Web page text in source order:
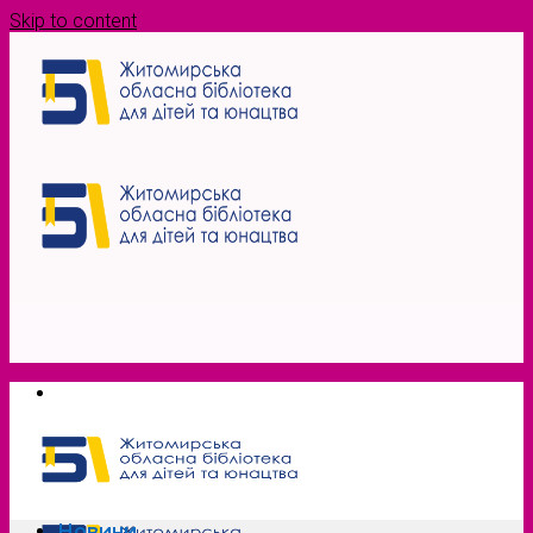
Skip to content